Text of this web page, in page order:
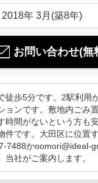
2018年 3月(築8年)
お問い合わせ(無
徒歩5分です。2駅利用
ョンです。敷地内ごみ
時間がないという方も
件です。大田区に位置
7488かoomori@ideal-
当社がご案内します。